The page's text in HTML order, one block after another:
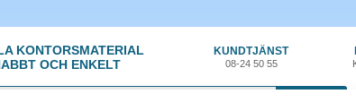
KONTORSMATERIAL
OCH ENKELT
KUNDTJÄNST
08-24 50 55